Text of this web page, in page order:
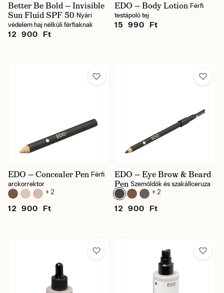
Better Be Bold — Invisible
Sun Fluid SPF 50 Nyári
védelem haj nélküli férfiaknak
12 900 Ft
EDO — Body Lotion Férfi
testápoló tej
15 990 Ft
EDO — Concealer Pen Férfi
arckorrektor
+ 2
12 900 Ft
EDO — Eye Brow & Beard
Pen Szemöldök és szakállceruza
+ 2
12 900 Ft